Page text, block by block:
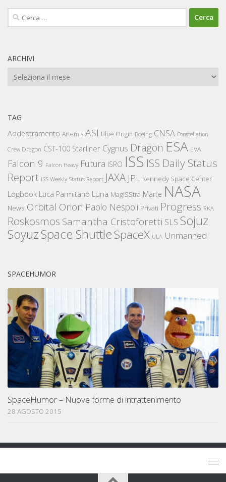
Ricerca
per:
ARCHIVI
Archivi
TAG
Addestramento Artemis ASI Blue Origin Boeing CNSA Constellation
Crew Dragon CST-100 Starliner Cygnus Dragon ESA EVA
Falcon 9 Falcon Heavy Futura ISRO ISS ISS Daily Status
Report ISS Weekly Status Report JAXA JPL Kennedy Space Center
Logbook Luca Parmitano Luna MagISStra Marte NASA
News Orbital Orion Paolo Nespoli Privati Progress RKA
Roskosmos Samantha Cristoforetti SLS Sojuz
SoyuzSpace ShuttleSpaceX ULA Unmanned
SPACEHUMOR
SpaceHumor – Nuove forme di intrattenimento
28 AGOSTO 2015